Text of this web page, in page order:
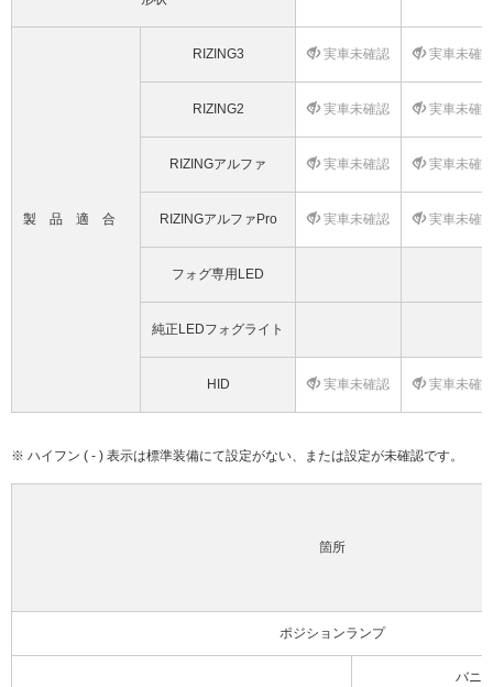
製品適合
RIZING3 実車未確認 実車未確
RIZING2 実車未確認 実車未確
RIZINGアルファ 実車未確認 実車未確
RIZINGアルファPro 実車未確認 実車未確
フォグ専用LED
純正LEDフォグライト
HID 実車未確認 実車未確
※ ハイフン ( - ) 表示は標準装備にて設定がない、または設定が未確認です。
箇所
ポジションランプ
バニ